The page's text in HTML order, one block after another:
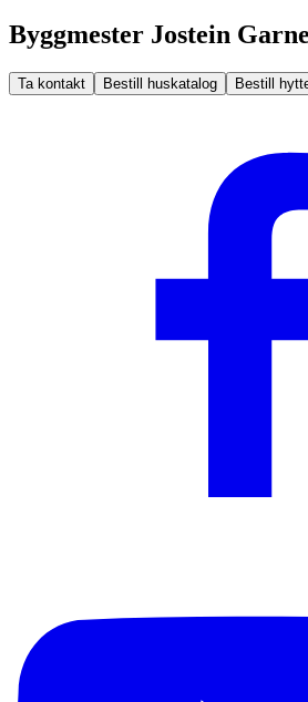
Byggmester Jostein
Ta kontakt Bestill huskatalog Bestill